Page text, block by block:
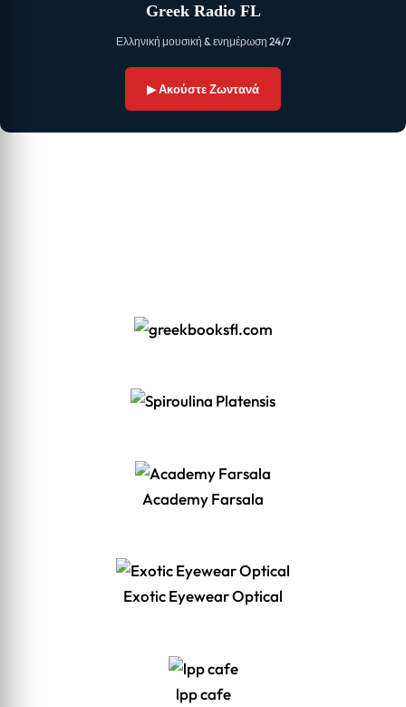
Greek Radio FL
Ελληνική μουσική & ενημέρωση 24/7
▶ Ακούστε Ζωντανά
Academy Farsala
Exotic Eyewear Optical
lpp cafe